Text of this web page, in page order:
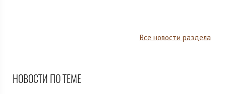
Все новости раздела
НОВОСТИ ПО ТЕМЕ